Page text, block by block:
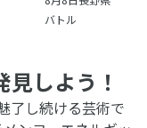
バトル
しよう！
了し続ける芸術で